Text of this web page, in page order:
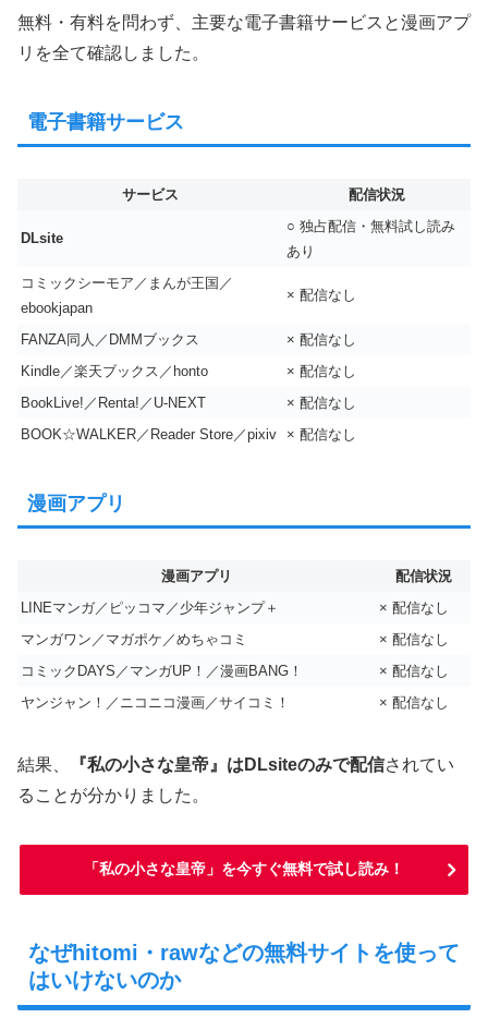
無料・有料を問わず、主要な電子書籍サービスと漫画アプ
リを全て確認しました。
電子書籍サービス
サービス 配信状況
DLsite
○ 独占配信・無料試し読み
あり
コミックシーモア／まんが王国／
ebookjapan
× 配信なし
FANZA同人／DMMブックス
× 配信なし
Kindle／楽天ブックス／honto
× 配信なし
BookLive!／Renta!／U-NEXT
× 配信なし
BOOK☆WALKER／Reader Store／pixiv
× 配信なし
漫画アプリ
漫画アプリ
配信状況
LINEマンガ／ピッコマ／少年ジャンプ＋
× 配信なし
マンガワン／マガポケ／めちゃコミ
× 配信なし
コミックDAYS／マンガUP！／漫画BANG！
× 配信なし
ヤンジャン！／ニコニコ漫画／サイコミ！
× 配信なし
結果、 『私の小さな皇帝』はDLsiteのみで配信されてい
ることが分かりました。
「私の小さな皇帝」を今すぐ無料で試し読み！
なぜhitomi・rawなどの無料サイトを使って
はいけないのか